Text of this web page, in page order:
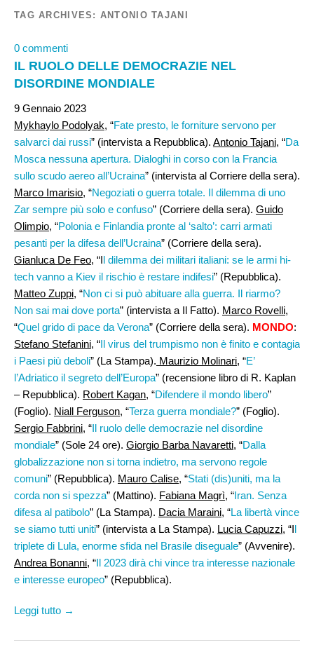
TAG ARCHIVES: ANTONIO TAJANI
0 commenti
IL RUOLO DELLE DEMOCRAZIE NEL
DISORDINE MONDIALE
9 Gennaio 2023
Mykhaylo Podolyak, “Fate presto, le forniture servono per
salvarci dai russi” (intervista a Repubblica). Antonio Tajani, “Da
Mosca nessuna apertura. Dialoghi in corso con la Francia
sullo scudo aereo all’Ucraina” (intervista al Corriere della sera).
Marco Imarisio, “Negoziati o guerra totale. Il dilemma di uno
Zar sempre più solo e confuso” (Corriere della sera). Guido
Olimpio, “Polonia e Finlandia pronte al ‘salto’: carri armati
pesanti per la difesa dell’Ucraina” (Corriere della sera).
Gianluca De Feo, “Il dilemma dei militari italiani: se le armi hi-
tech vanno a Kiev il rischio è restare indifesi” (Repubblica).
Matteo Zuppi, “Non ci si può abituare alla guerra. Il riarmo?
Non sai mai dove porta” (intervista a Il Fatto). Marco Rovelli,
“Quel grido di pace da Verona” (Corriere della sera). MONDO:
Stefano Stefanini, “Il virus del trumpismo non è finito e contagia
i Paesi più deboli” (La Stampa). Maurizio Molinari, “E’
l’Adriatico il segreto dell’Europa” (recensione libro di R. Kaplan
– Repubblica). Robert Kagan, “Difendere il mondo libero”
(Foglio). Niall Ferguson, “Terza guerra mondiale?” (Foglio).
Sergio Fabbrini, “Il ruolo delle democrazie nel disordine
mondiale” (Sole 24 ore). Giorgio Barba Navaretti, “Dalla
globalizzazione non si torna indietro, ma servono regole
comuni” (Repubblica). Mauro Calise, “Stati (dis)uniti, ma la
corda non si spezza” (Mattino). Fabiana Magrì, “Iran. Senza
difesa al patibolo” (La Stampa). Dacia Maraini, “La libertà vince
se siamo tutti uniti” (intervista a La Stampa). Lucia Capuzzi, “Il
triplete di Lula, enorme sfida nel Brasile diseguale” (Avvenire).
Andrea Bonanni, “Il 2023 dirà chi vince tra interesse nazionale
e interesse europeo” (Repubblica).
Leggi tutto →